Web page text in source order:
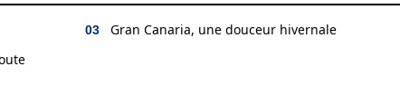
Gran Canaria, une douceur hivernale